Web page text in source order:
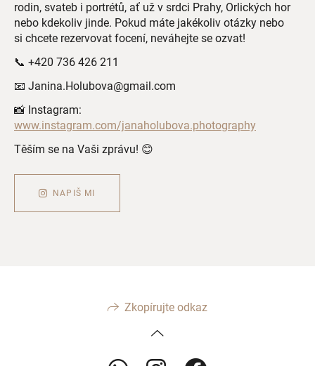
rodin, svateb i portrétů, ať už v srdci Prahy, Orlických hor
nebo kdekoliv jinde. Pokud máte jakékoliv otázky nebo
si chcete rezervovat focení, neváhejte se ozvat!
📞 +420 736 426 211
📧 Janina.Holubova@gmail.com
📸 Instagram:
www.instagram.com/janaholubova.photography
Těším se na Vaši zprávu! 😊
NAPIŠ MI
Zkopírujte odkaz